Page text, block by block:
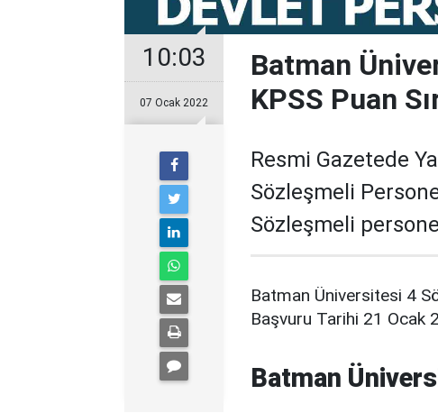
10:03
07 Ocak 2022
Batman
KPSS Puan
Resmi Gazetede
Sözleşmeli
Sözleşmeli
Batman Üniversitesi 4
Başvuru Tarihi 21 Ocak
Batman